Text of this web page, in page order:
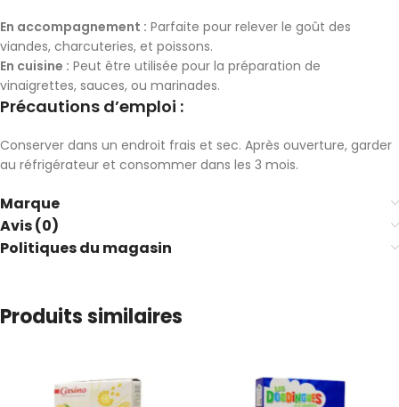
En accompagnement : Parfaite pour relever le goût des
viandes, charcuteries, et poissons.
En cuisine : Peut être utilisée pour la préparation de
vinaigrettes, sauces, ou marinades.
Précautions d’emploi :
Conserver dans un endroit frais et sec. Après ouverture, garder
au réfrigérateur et consommer dans les 3 mois.
Marque
Avis (0)
Politiques du magasin
Produits similaires